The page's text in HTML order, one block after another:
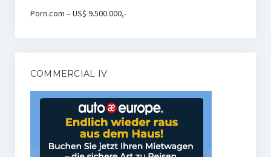
Porn.com – US$ 9.500.000,-
COMMERCIAL IV